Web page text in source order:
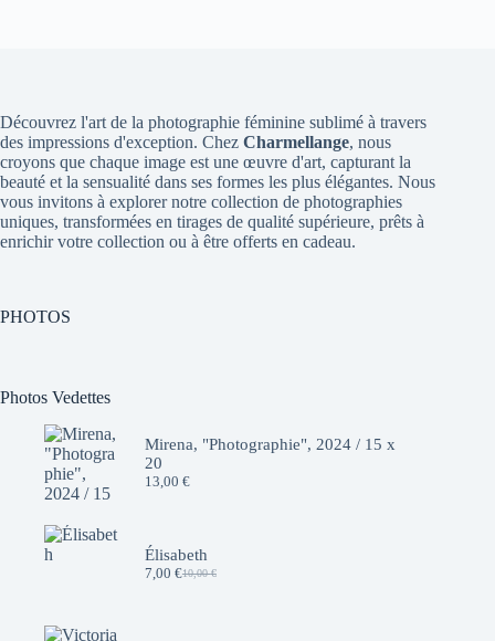
Découvrez l'art de la photographie féminine sublimé à travers
des impressions d'exception. Chez Charmellange, nous
croyons que chaque image est une œuvre d'art, capturant la
beauté et la sensualité dans ses formes les plus élégantes. Nous
vous invitons à explorer notre collection de photographies
uniques, transformées en tirages de qualité supérieure, prêts à
enrichir votre collection ou à être offerts en cadeau.
PHOTOS
Photos Vedettes
Mirena, "Photographie", 2024 / 15 x
20
13,00 €
Élisabeth
10,00€
Le
7,00 €Le